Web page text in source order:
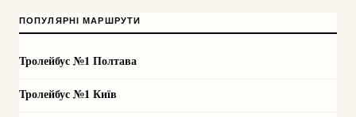
ПОПУЛЯРНІ МАРШРУТИ
Тролейбус №1 Полтава
Тролейбус №1 Київ